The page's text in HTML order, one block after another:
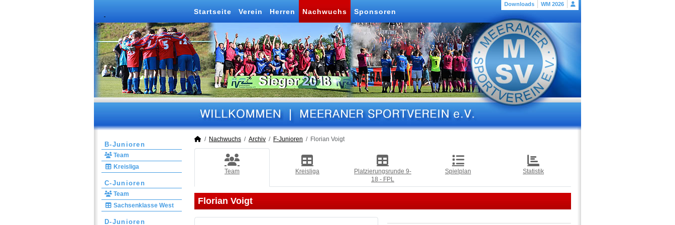
Downloads WM 2026
Startseite Verein Herren Nachwuchs Sponsoren
B-Junioren
Team
Kreisliga
C-Junioren
Team
Sachsenklasse West
D-Junioren
Nachwuchs Archiv F-Junioren Florian Voigt
Team Kreisliga
Platzierungsrunde 9-
18 - FPL
Spielplan Statistik
Florian Voigt